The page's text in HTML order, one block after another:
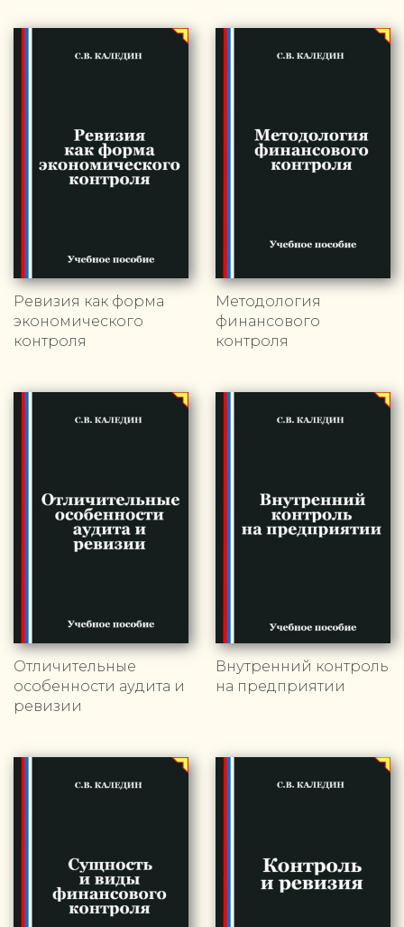
Ревизия как форма
экономического
контроля
Методология
финансового
контроля
Отличительные
особенности аудита и
ревизии
Внутренний контроль
на предприятии